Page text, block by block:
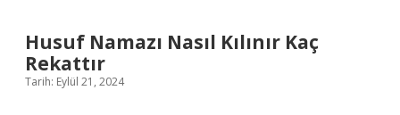
Husuf Namazı Nasıl Kılınır Kaç
Rekattır
Tarih: Eylül 21, 2024